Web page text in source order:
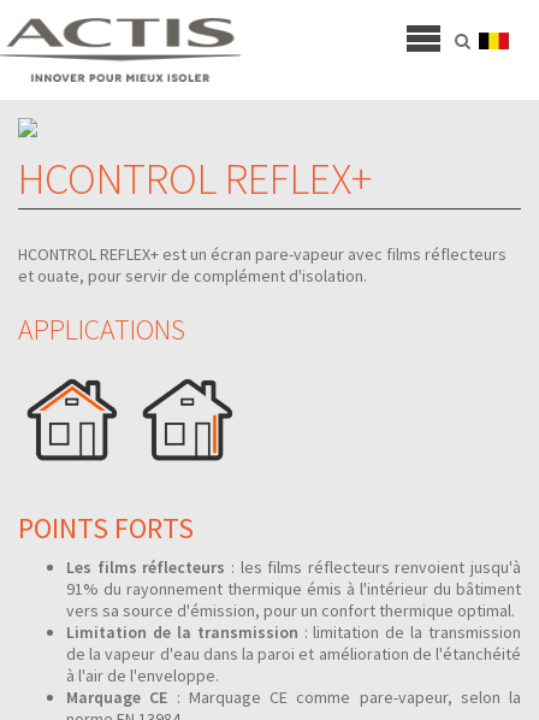
HCONTROL REFLEX+
HCONTROL REFLEX+ est un écran pare-vapeur avec films réflecteurs
et ouate, pour servir de complément d'isolation.
APPLICATIONS
POINTS FORTS
Les films réflecteurs : les films réflecteurs renvoient jusqu'à
91% du rayonnement thermique émis à l'intérieur du bâtiment
vers sa source d'émission, pour un confort thermique optimal.
Limitation de la transmission : limitation de la transmission
de la vapeur d'eau dans la paroi et amélioration de l'étanchéité
à l'air de l'enveloppe.
Marquage CE : Marquage CE comme pare-vapeur, selon la